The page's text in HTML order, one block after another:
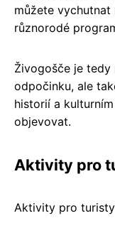
můžete
různorodé
Živogošče je tedy
odpočinku, ale
historií a
objevovat.
Aktivity pro
Aktivity pro